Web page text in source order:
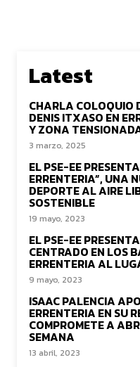
Latest
CHARLA COLOQUIO
DENIS ITXASO EN
Y ZONA
3 marzo, 2025
EL PSE-EE
ERRENTERIA”, UNA
DEPORTE AL AIRE
SOSTENIBLE
19 mayo, 2023
EL PSE-EE
CENTRADO EN LOS
ERRENTERIA AL
9 mayo, 2023
ISAAC PALENCIA
ERRENTERIA EN SU
COMPROMETE A
SEMANA
13 abril, 2023